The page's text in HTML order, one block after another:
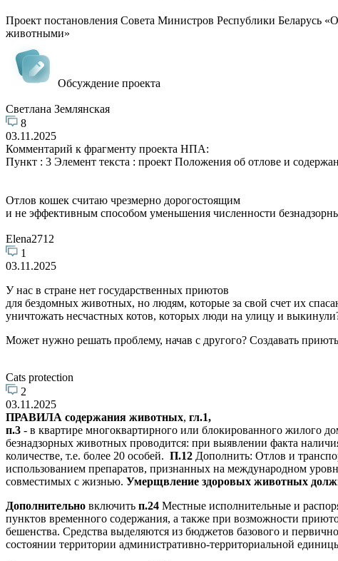
Проект постановления Совета Министров Республики Беларусь
животными»
Обсуждение проекта
Светлана Землянская
8
03.11.2025
Комментарий к фрагменту проекта НПА:
Пункт : 3 Элемент текста : проект Положения об отлове и
Отлов кошек считаю чрезмерно дорогостоящим
и не эффективным способом уменьшения численности
Elena2712
1
03.11.2025
У нас в стране нет государственных приютов
для бездомных животных, но людям, которые за свой счет их
уничтожать несчастных котов, которых люди на улицу и
Может нужно решать проблему, начав с другого? Создавать
Cats protection
2
03.11.2025
ПРАВИЛА содержания животных, гл.1,
п.3 - в квартире многоквартирного или блокированного жилого
безнадзорных животных проводится: при выявлении факта
количестве, т.е. более 20 особей. П.12 Дополнить: Отлов и
использованием препаратов, признанных на международном
совместимых с жизнью. Умерщвление здоровых животных
Дополнительно включить п.24 Местные исполнительные и
пунктов временного содержания, а также при возможности
бешенства. Средства выделяются из бюджетов базового и
состоянии территории административно-территориальной